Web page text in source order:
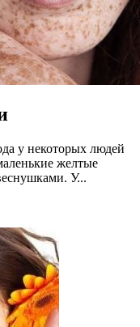
у некоторых людей
желтые
У...